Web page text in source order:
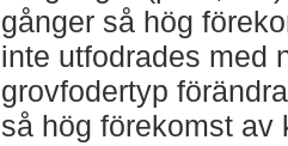
gånger så hög
inte utfodrades med
grovfodertyp
så hög förekomst av